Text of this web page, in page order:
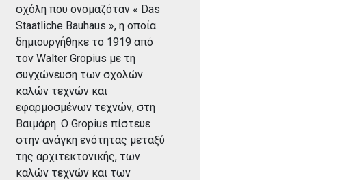
σχόλη που ονομαζόταν « Das
Staatliche Bauhaus », η οποία
δημιουργήθηκε το 1919 από
τον Walter Gropius με τη
συγχώνευση των σχολών
καλών τεχνών και
εφαρμοσμένων τεχνών, στη
Βαιμάρη. Ο Gropius πίστευε
στην ανάγκη ενότητας μεταξύ
της αρχιτεκτονικής, των
καλών τεχνών και των